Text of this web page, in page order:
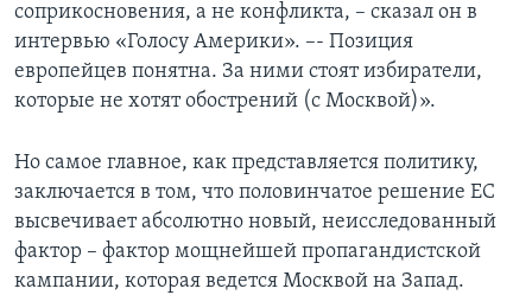
соприкосновения, а не конфликта, – сказал он в
интервью «Голосу Америки». –- Позиция
европейцев понятна. За ними стоят избиратели,
которые не хотят обострений (с Москвой)».
Но самое главное, как представляется политику,
заключается в том, что половинчатое решение ЕС
высвечивает абсолютно новый, неисследованный
фактор – фактор мощнейшей пропагандистской
кампании, которая ведется Москвой на Запад.